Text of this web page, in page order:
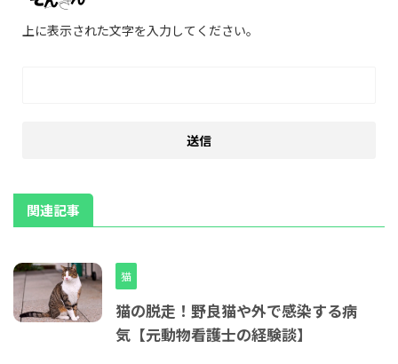
上に表示された文字を入力してください。
関連記事
猫
猫の脱走！野良猫や外で感染する病
気【元動物看護士の経験談】